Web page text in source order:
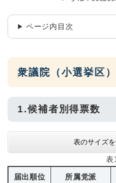
ページ内目次
衆議院（小選挙区
1.候補者別得票数
表のサイズ
表
届出順位 所属党派